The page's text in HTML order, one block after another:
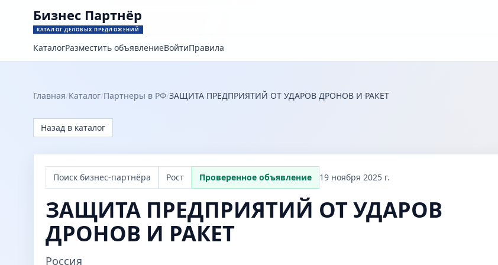
Бизнес Партнёр
КАТАЛОГ ДЕЛОВЫХ ПРЕДЛОЖЕНИЙ
КаталогРазместить объявлениеВойтиПравила
Главная/Каталог/Партнеры в РФ/ЗАЩИТА ПРЕДПРИЯТИЙ ОТ УДАРОВ ДРОНОВ И РАКЕТ
Назад в каталог
Поиск бизнес-партнёра Рост Проверенное объявление 19 ноября 2025 г.
ЗАЩИТА ПРЕДПРИЯТИЙ ОТ УДАРОВ
ДРОНОВ И РАКЕТ
Россия